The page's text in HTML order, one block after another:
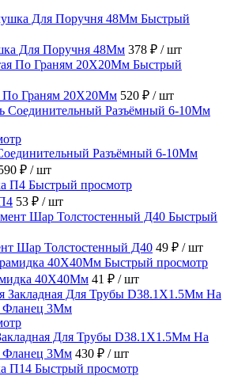
Быстрый
Для Поручня 48Мм 378 ₽ / шт
Быстрый
По Граням 20X20Мм 520 ₽ / шт
Разъёмный 6-10Мм
₽ / шт
Быстрый просмотр
53 ₽ / шт
Быстрый
Шар Толстостенный Д40 49 ₽ / шт
Быстрый просмотр
40X40Мм 41 ₽ / шт
Для Трубы D38.1Х1.5Мм На
Фланец 3Мм 430 ₽ / шт
Быстрый просмотр